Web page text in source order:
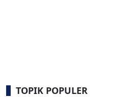
TOPIK POPULER